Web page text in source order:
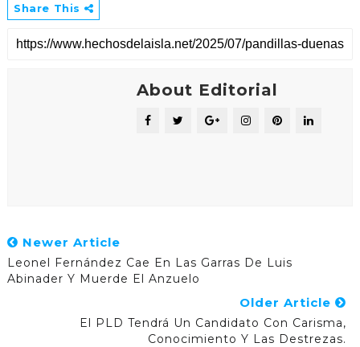
Share This
About Editorial
Newer Article
Leonel Fernández Cae En Las Garras De Luis
Abinader Y Muerde El Anzuelo
Older Article
El PLD Tendrá Un Candidato Con Carisma,
Conocimiento Y Las Destrezas.